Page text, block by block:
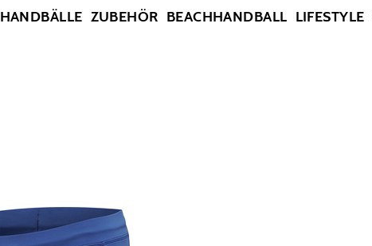
HANDBÄLLE ZUBEHÖR BEACHHANDBALL LIFESTYLE